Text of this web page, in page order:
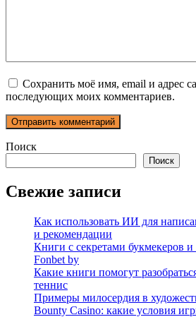
Сохранить моё имя, email и адрес
последующих моих комментариев.
Поиск
Поиск
Свежие записи
Как использовать ИИ для
и рекомендации
Книги с секретами букмекеров и
Fonbet by
Какие книги помогут
теннис
Примеры милосердия в
Bounty Casino: какие условия